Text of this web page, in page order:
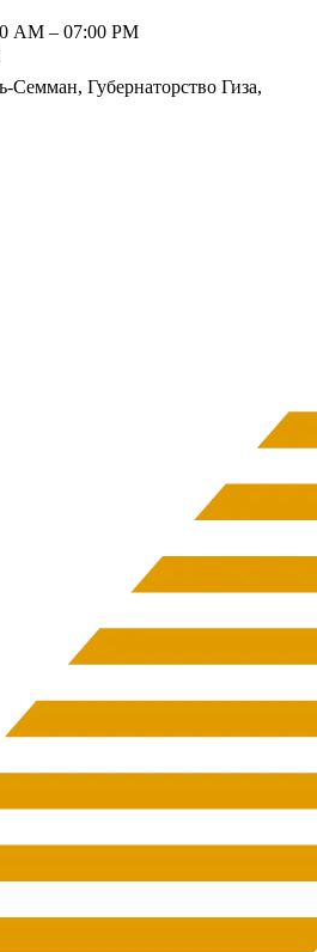
AM – 07:00 PM
Семман, Губернаторство Гиза,